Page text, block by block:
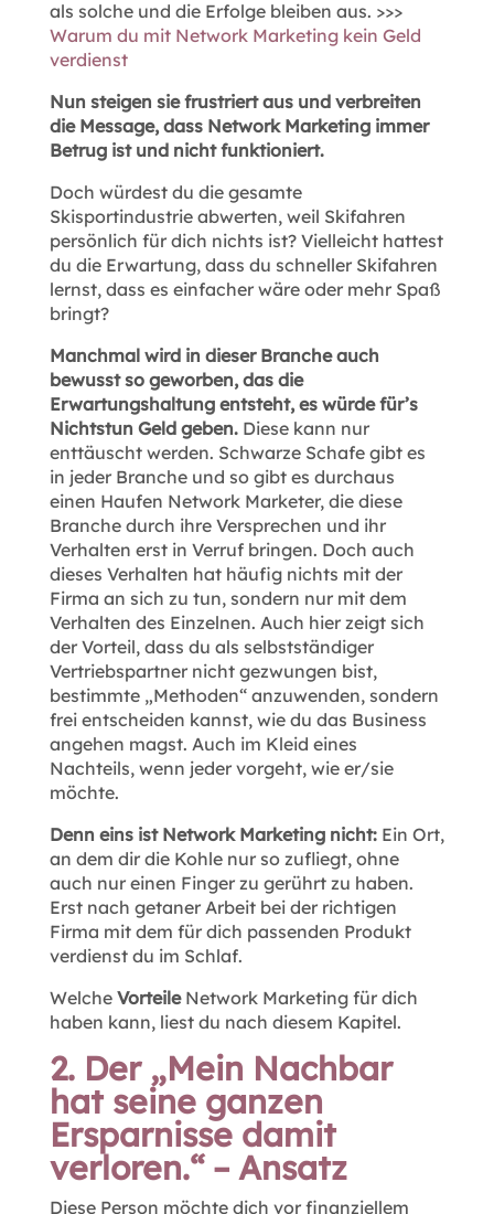
als solche und die Erfolge bleiben aus. >>>
Warum du mit Network Marketing kein Geld
verdienst
Nun steigen sie frustriert aus und verbreiten
die Message, dass Network Marketing immer
Betrug ist und nicht funktioniert.
Doch würdest du die gesamte
Skisportindustrie abwerten, weil Skifahren
persönlich für dich nichts ist? Vielleicht hattest
du die Erwartung, dass du schneller Skifahren
lernst, dass es einfacher wäre oder mehr Spaß
bringt?
Manchmal wird in dieser Branche auch
bewusst so geworben, das die
Erwartungshaltung entsteht, es würde für’s
Nichtstun Geld geben.Diese kann nur
enttäuscht werden. Schwarze Schafe gibt es
in jeder Branche und so gibt es durchaus
einen Haufen Network Marketer, die diese
Branche durch ihre Versprechen und ihr
Verhalten erst in Verruf bringen. Doch auch
dieses Verhalten hat häufig nichts mit der
Firma an sich zu tun, sondern nur mit dem
Verhalten des Einzelnen. Auch hier zeigt sich
der Vorteil, dass du als selbstständiger
Vertriebspartner nicht gezwungen bist,
bestimmte „Methoden“ anzuwenden, sondern
frei entscheiden kannst, wie du das Business
angehen magst. Auch im Kleid eines
Nachteils, wenn jeder vorgeht, wie er/sie
möchte.
Denn eins ist Network Marketing nicht:Ein Ort,
an dem dir die Kohle nur so zufliegt, ohne
auch nur einen Finger zu gerührt zu haben.
Erst nach getaner Arbeit bei der richtigen
Firma mit dem für dich passenden Produkt
verdienst du im Schlaf.
Welche VorteileNetwork Marketing für dich
haben kann, liest du nach diesem Kapitel.
2. Der „Mein Nachbar
hat seine ganzen
Ersparnisse damit
verloren.“ – Ansatz
Diese Person möchte dich vor finanziellem